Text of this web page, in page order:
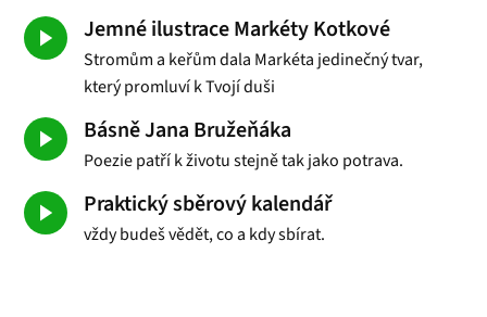
Jemné ilustrace Markéty Kotkové
Stromům a keřům dala Markéta jedinečný tvar,
který promluví k Tvojí duši
Básně Jana Bružeňáka
Poezie patří k životu stejně tak jako potrava.
Praktický sběrový kalendář
vždy budeš vědět, co a kdy sbírat.